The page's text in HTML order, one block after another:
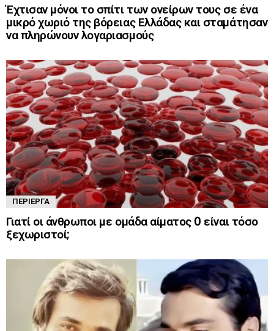
Έχτισαν μόνοι το σπίτι των ονείρων τους σε ένα
μικρό χωριό της βόρειας Ελλάδας και σταμάτησαν
να πληρώνουν λογαριασμούς
ΠΕΡΊΕΡΓΑ
Γιατί οι άνθρωποι με ομάδα αίματος 0 είναι τόσο
ξεχωριστοί;